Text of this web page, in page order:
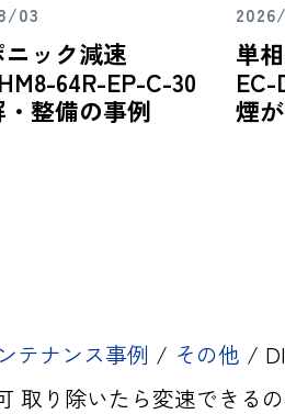
03
ック減速
64R-EP-C-30
整備の事例
単
EC-
煙
テナンス事例 / その他 /
取り除いたら変速できる